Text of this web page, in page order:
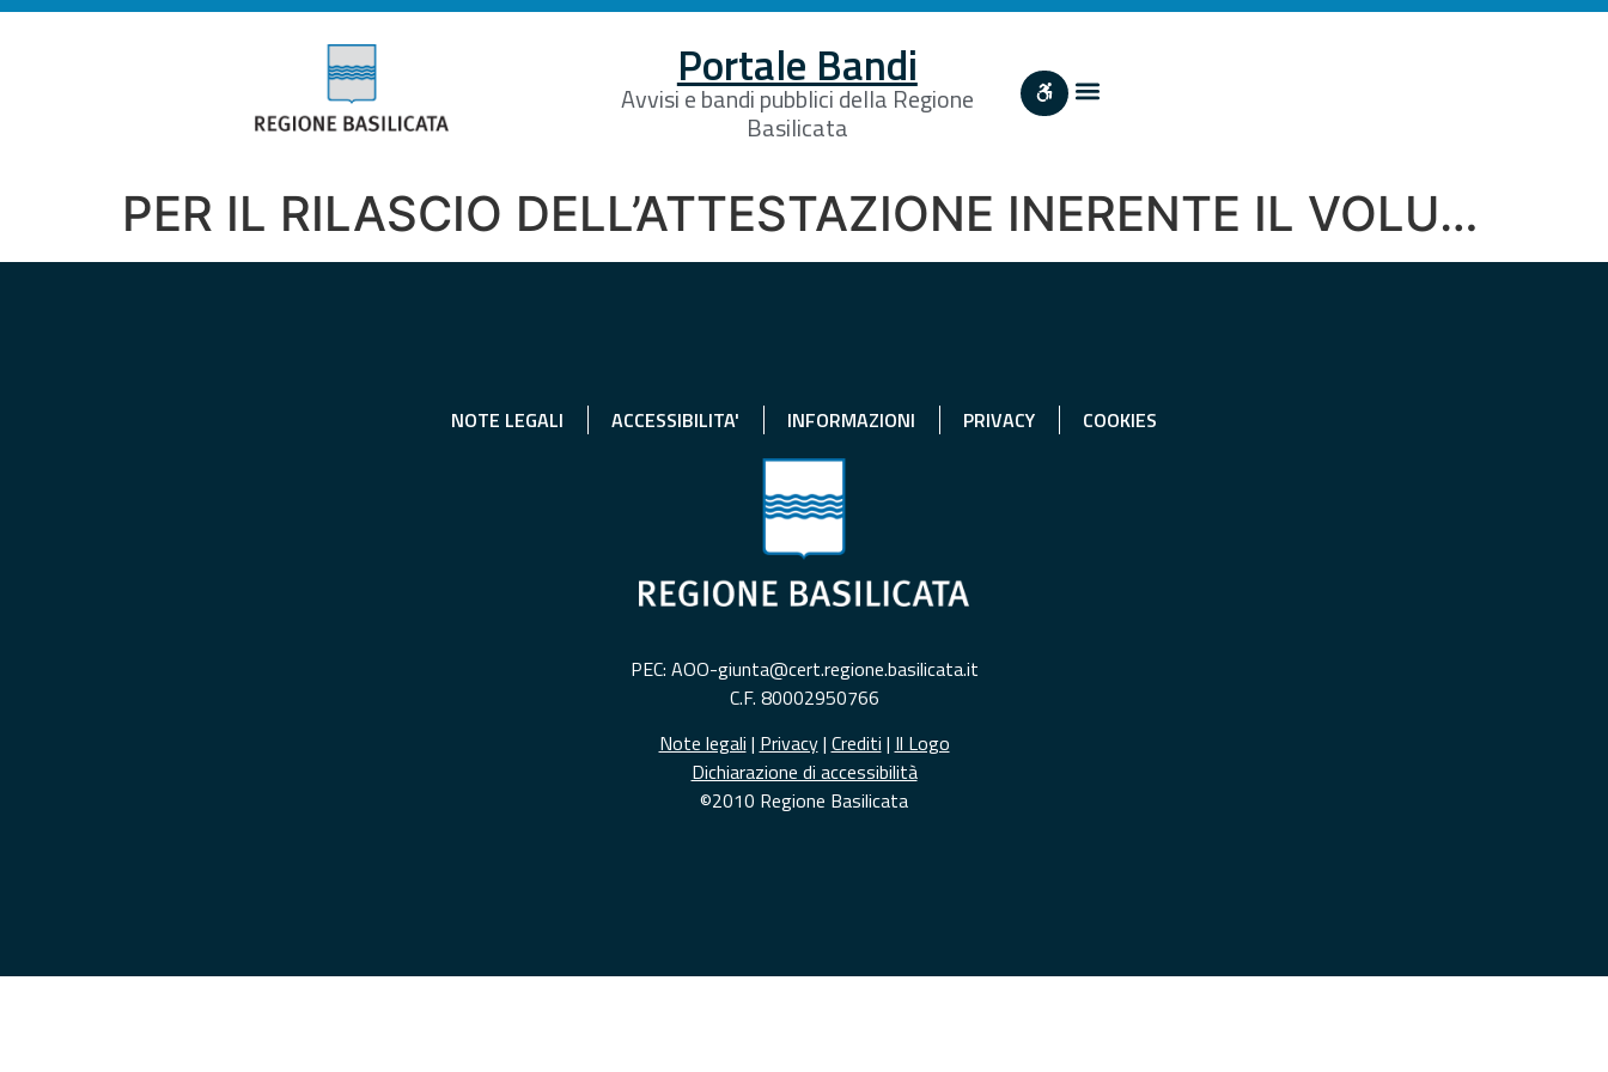
Portale Bandi
Avvisi e bandi pubblici della Regione
Basilicata
PER IL RILASCIO DELL’ATTESTAZIONE INERENTE IL VOLU…
NOTE LEGALI ACCESSIBILITA' INFORMAZIONI PRIVACY COOKIES
PEC: AOO-giunta@cert.regione.basilicata.it
C.F. 80002950766
Note legali | Privacy| Crediti | Il Logo
Dichiarazione di accessibilità
©2010 Regione Basilicata